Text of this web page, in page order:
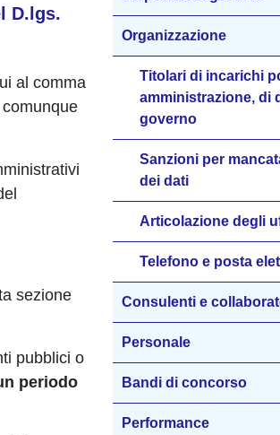
D.lgs.
al comma
sezione
pubblici o
periodo
Organizzazione
Titolari di incarichi
amministrazione, di
governo
Sanzioni per
dei dati
Articolazione degli
Telefono e posta
Consulenti e
Personale
Bandi di concorso
Performance